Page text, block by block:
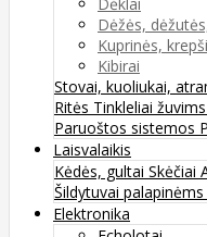
Dėžės,
Kuprinės,
Kibirai
Stovai, kuoliukai,
Ritės Tinkleliai
Paruoštos sistemos
Laisvalaikis
Kėdės, gultai Skėčiai
Šildytuvai palapinėms
Elektronika